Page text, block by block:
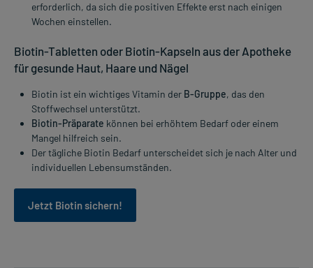
erforderlich, da sich die positiven Effekte erst nach einigen
Wochen einstellen.
Biotin-Tabletten oder Biotin-Kapseln aus der Apotheke
für gesunde Haut, Haare und Nägel
Biotin ist ein wichtiges Vitamin der B-Gruppe, das den
Stoffwechsel unterstützt.
Biotin-Präparate können bei erhöhtem Bedarf oder einem
Mangel hilfreich sein.
Der tägliche Biotin Bedarf unterscheidet sich je nach Alter und
individuellen Lebensumständen.
Jetzt Biotin sichern!